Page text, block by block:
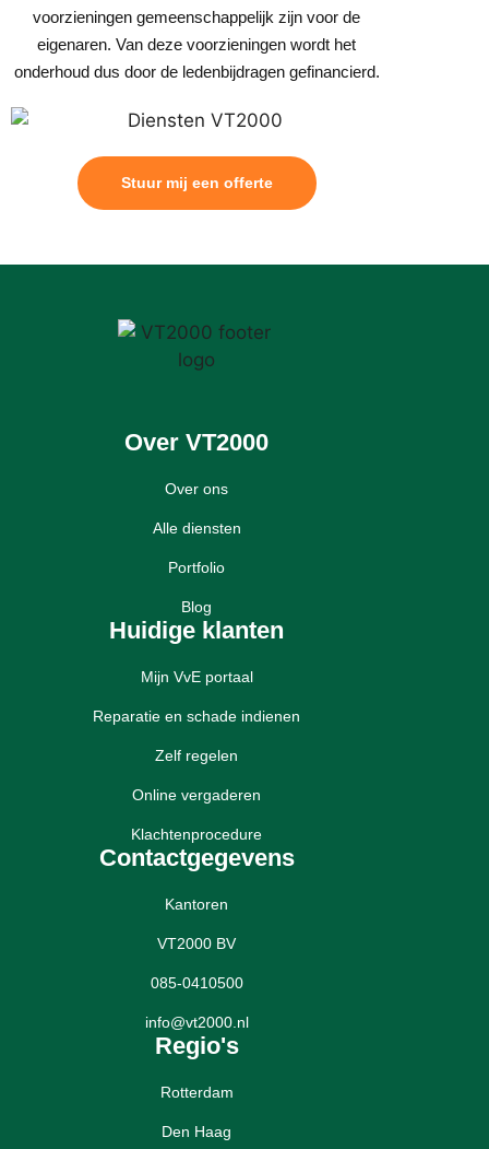
voorzieningen gemeenschappelijk zijn voor de
eigenaren. Van deze voorzieningen wordt het
onderhoud dus door de ledenbijdragen gefinancierd.
Stuur mij een offerte
Over VT2000
Over ons
Alle diensten
Portfolio
Blog
Huidige klanten
Mijn VvE portaal
Reparatie en schade indienen
Zelf regelen
Online vergaderen
Klachtenprocedure
Contactgegevens
Kantoren
VT2000 BV
085-0410500
info@vt2000.nl
Regio's
Rotterdam
Den Haag